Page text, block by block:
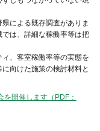
による既存調査がありま
は、詳細な稼働率等は把
、客室稼働率等の実態を
向けた施策の検討材料と
開催します（PDF：